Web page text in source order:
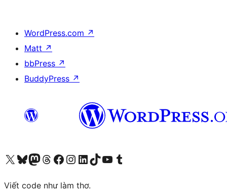
WordPress.com ↗
Matt ↗
bbPress ↗
BuddyPress ↗
Truy cập tài khoản X (trước đây là Twitter) của chúng tôiVisit our Bluesky account
Visit our Mastodon account
Visit our Threads account
Xem trang Facebook của chúng tôiTruy cập tài khoản Instagram của chúng tôiTruy cập tài khoản LinkedIn của chúng tôiVisit our TikTok account
Truy cập kênh YouTube của chúng tôi Visit our Tumblr account
Viết code như làm thơ.